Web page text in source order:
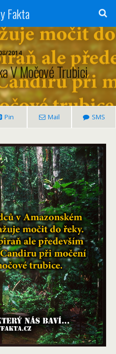
Fakta
2014
V Močové Trubici
Pin Mail SMS